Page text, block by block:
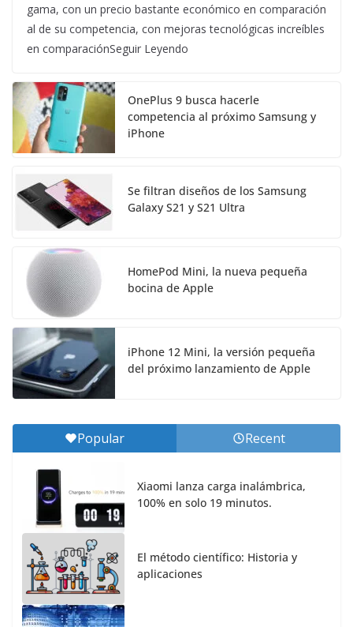
gama, con un precio bastante económico en comparación
al de su competencia, con mejoras tecnológicas increíbles
en comparaciónSeguir Leyendo
OnePlus 9 busca hacerle
competencia al próximo Samsung y
iPhone
Se filtran diseños de los Samsung
Galaxy S21 y S21 Ultra
HomePod Mini, la nueva pequeña
bocina de Apple
iPhone 12 Mini, la versión pequeña
del próximo lanzamiento de Apple
Popular Recent
Xiaomi lanza carga inalámbrica,
100% en solo 19 minutos.
El método científico: Historia y
aplicaciones